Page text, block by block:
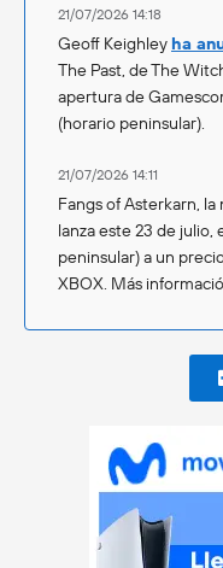
21/07/2026 14:18
Geoff Keighley ha
The Past, de The
apertura de
(horario peninsular).
21/07/2026 14:11
Fangs of Asterkarn,
lanza este 23 de julio,
peninsular) a un
XBOX. Más